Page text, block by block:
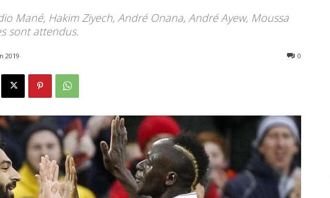
Mané, Hakim Ziyech, André Onana, André Ayew, Moussa
sont attendus.
2019 0